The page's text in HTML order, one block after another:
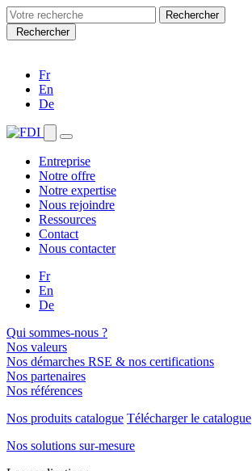
Search
for:Rechercher
Fr
En
De
Entreprise
Notre offre
Notre expertise
Nous rejoindre
Ressources
Contact
Nous contacter
Fr
En
De
Qui sommes-nous ?
Nos valeurs
Nos démarches RSE & nos certifications
Nos partenaires
Nos références
Nos produits catalogue Télécharger le catalogue
Nos solutions sur-mesure